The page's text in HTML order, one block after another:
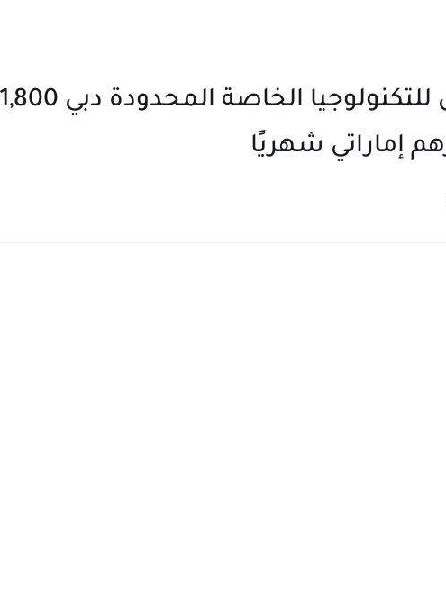
محاسب شركة جاكوس للتكنولوجيا الخاصة المحدودة دبي 1,800